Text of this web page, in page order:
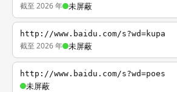
截至 2026 年 未屏蔽
http://www.baidu.com/s?wd=kupa
截至 2026 年 未屏蔽
http://www.baidu.com/s?wd=poes
未屏蔽